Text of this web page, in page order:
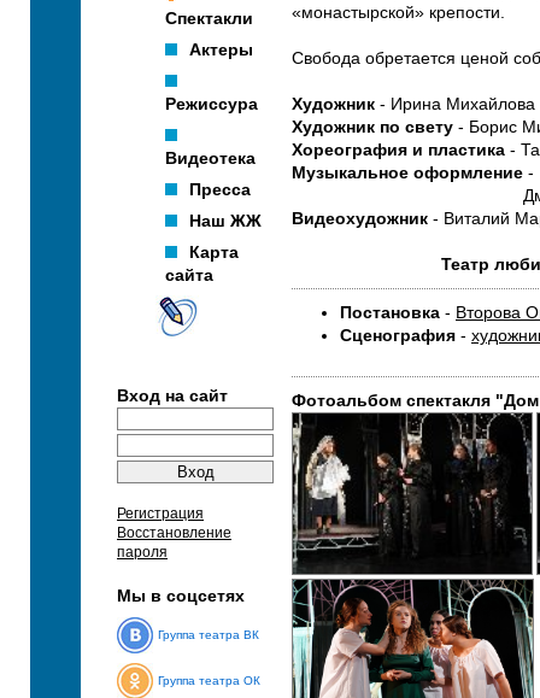
Спектакли
Актеры
Режиссура
Видеотека
Пресса
Наш ЖЖ
Карта
сайта
Вход на сайт
Регистрация
Восстановление
пароля
Мы в соцсетях
Группа театра ВК
Группа театра ОК
«монастырской» крепости.
Свобода обретается ценой
Художник - Ирина Михайлова
Художник по свету - Борис
Хореография и пластика -
Музыкальное оформление -
Дмитрий
Видеохудожник - Виталий
Театр
Постановка - Второва
Сценография -
Фотоальбом спектакля